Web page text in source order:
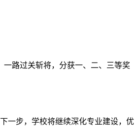
路过关斩将，分获一、二、三等奖
一步，学校将继续深化专业建设，优